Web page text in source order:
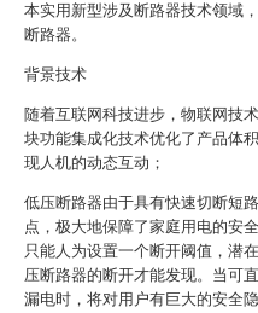
本实用新型涉及断路器技术领域
断路器。
背景技术
随着互联网科技进步，物联网技
块功能集成化技术优化了产品体
现人机的动态互动；
低压断路器由于具有快速切断短
点，极大地保障了家庭用电的安
只能人为设置一个断开阈值，潜
压断路器的断开才能发现。当可
漏电时，将对用户有巨大的安全